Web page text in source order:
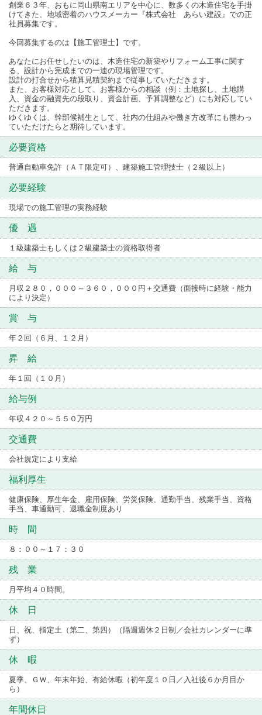
創業６３年、おもに岡山県南エリアを中心に、数多くの木造住宅を手掛
けてきた、地域密着のハウスメーカー『株式会社 あらい建設』での正
社員募集です。
今回募集するのは【施工管理士】です。
あなたにお任せしたいのは、木造住宅の新築やリフォーム工事に関す
る、設計から完成までの一連の現場管理です。
設計の打合せから積算見積契約まで従事していただきます。
また、お客様対応として、お客様からの相談（例：土地探し、土地購
入、資金の融資先の段取り、資金計画、予算調整など）にも対応してい
ただきます。
ゆくゆくは、幹部候補生として、社内の仕組みや働き方改革にも携わっ
ていただけたらと期待しています。
必要資格
普通自動車免許（ＡＴ限定可）、建築施工管理技士（２級以上）
必要経験
現場での施工管理の実務経験
優 遇
１級建築士もしくは２級建築士の資格取得者
給 与
月収２８０，０００～３６０，０００円＋交通費（面接時に経験・能力
により決定）
賞 与
年２回（６月、１２月）
昇 給
年１回（１０月）
給与例
年収４２０～５５０万円
交通費
会社規定により支給
福利厚生
健康保険、厚生年金、雇用保険、労災保険、通勤手当、残業手当、資格
手当、車通勤可、退職金制度あり
時 間
８：００～１７：３０
残 業
月平均４０時間。
休 日
日、祝、指定土（第二、第四）（隔週週休２日制／会社カレンダーに準
ず）
休 暇
夏季、ＧＷ、年末年始、有給休暇（初年度１０日／入社後６か月目か
ら）
年間休日